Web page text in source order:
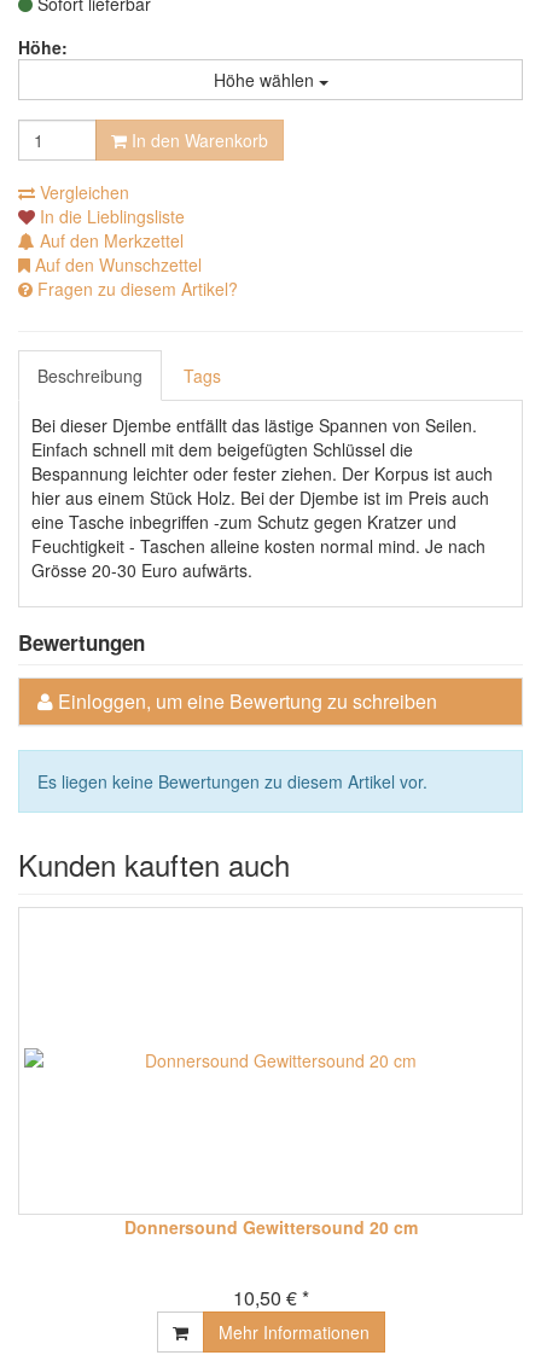
Höhe:
Höhe wählen
In den Warenkorb
Vergleichen
In die Lieblingsliste
Auf den Merkzettel
Auf den Wunschzettel
Fragen zu diesem Artikel?
Beschreibung Tags
Bei dieser Djembe entfällt das lästige Spannen von Seilen.
Einfach schnell mit dem beigefügten Schlüssel die
Bespannung leichter oder fester ziehen. Der Korpus ist auch
hier aus einem Stück Holz. Bei der Djembe ist im Preis auch
eine Tasche inbegriffen -zum Schutz gegen Kratzer und
Feuchtigkeit - Taschen alleine kosten normal mind. Je nach
Grösse 20-30 Euro aufwärts.
Bewertungen
Einloggen, um eine Bewertung zu schreiben
Es liegen keine Bewertungen zu diesem Artikel vor.
Kunden kauften auch
Donnersound Gewittersound 20 cm
10,50 € *
Mehr Informationen